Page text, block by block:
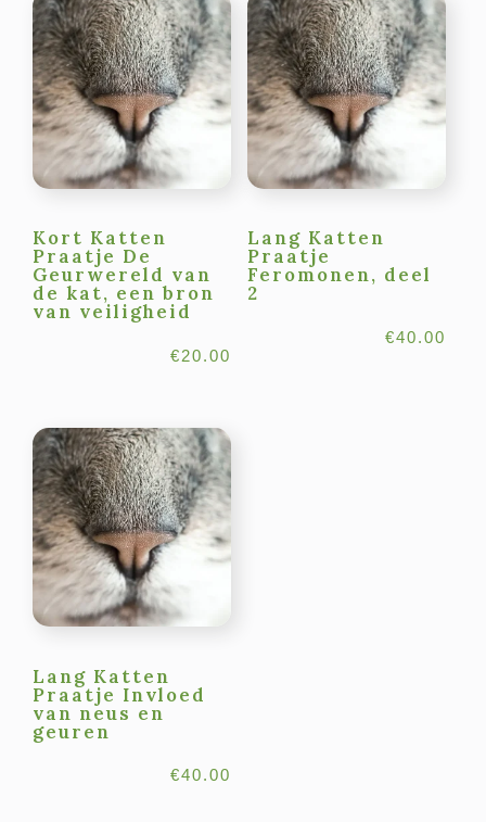
Kort Katten
Praatje De
Geurwereld van
de kat, een bron
van veiligheid
€20.00
Lang Katten
Praatje
Feromonen, deel
2
€40.00
Lang Katten
Praatje Invloed
van neus en
geuren
€40.00